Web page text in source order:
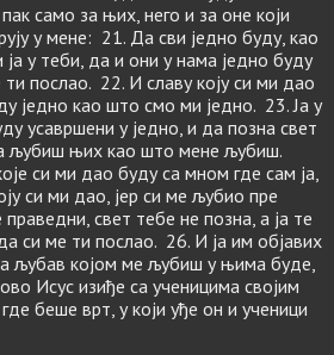
само за њих, него и за оне који
у мене: 21. Да сви једно буду, као
у теби, да и они у нама једно буду
послао. 22. И славу коју си ми дао
једно као што смо ми једно. 23. Ја у
усавршени у једно, и да позна свет
љубиш њих као што мене љубиш.
си ми дао буду са мном где сам ја,
си ми дао, јер си ме љубио пре
свет тебе не позна, а ја те
си ме ти послао. 26. И ја им објавих
љубав којом ме љубиш у њима буде,
Исус изиђе са ученицима својим
беше врт, у који уђе он и ученици